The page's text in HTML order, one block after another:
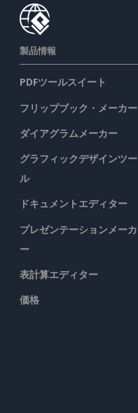
製品情報
PDFツールスイート
フリップブック・メーカー
ダイアグラムメーカー
グラフィックデザインツー
ル
ドキュメントエディター
プレゼンテーションメーカ
ー
表計算エディター
価格